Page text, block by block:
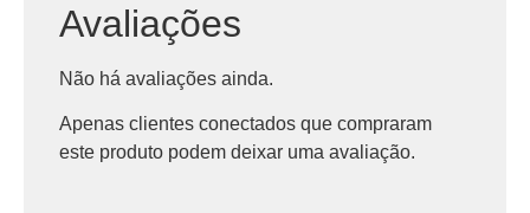
Avaliações
Não há avaliações ainda.
Apenas clientes conectados que compraram
este produto podem deixar uma avaliação.